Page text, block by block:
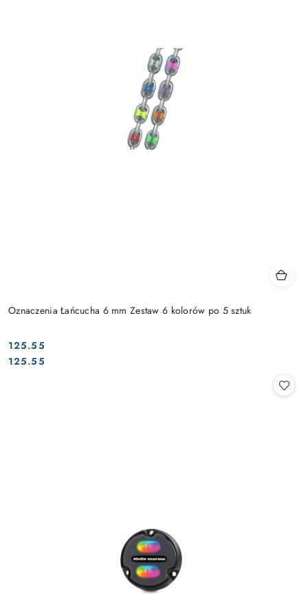
Oznaczenia Łańcucha 6 mm Zestaw 6 kolorów po 5 sztuk
Cena:
125.55
Cena:
125.55